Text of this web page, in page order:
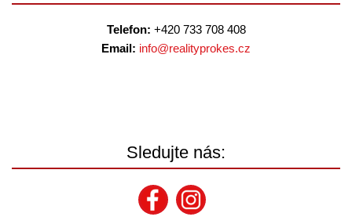
Telefon: +420 733 708 408
Email: info@realityprokes.cz
Sledujte nás: